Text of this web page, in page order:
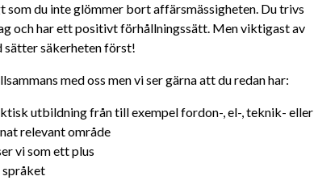
du inte glömmer bort affärsmässigheten. Du trivs
och har ett positivt förhållningssätt. Men viktigast av
sätter säkerheten först!
med oss men vi ser gärna att du redan har:
utbildning från till exempel fordon-, el-, teknik- eller
relevant område
vi som ett plus
språket